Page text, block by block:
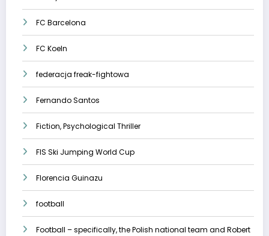
FC Barcelona
FC Koeln
federacja freak-fightowa
Fernando Santos
Fiction, Psychological Thriller
FIS Ski Jumping World Cup
Florencia Guinazu
football
Football – specifically, the Polish national team and Robert